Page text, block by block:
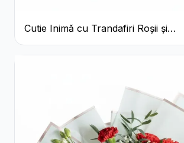
Cutie Inimă cu Trandafiri Roșii și
Ferrero Rocher